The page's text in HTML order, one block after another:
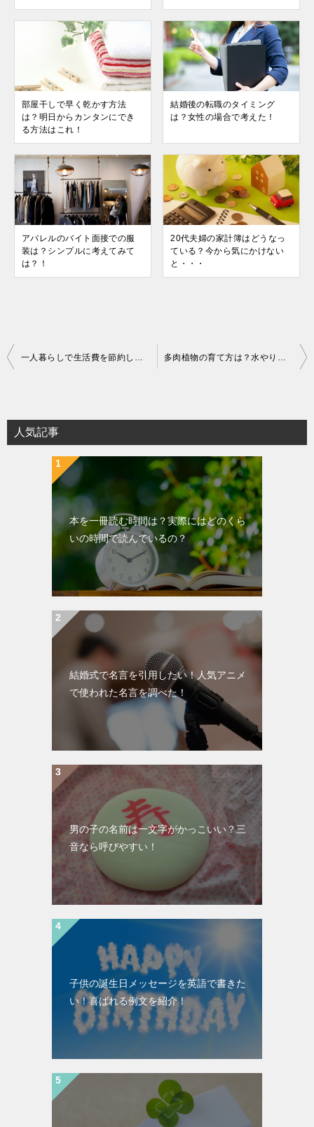
部屋干しで早く乾かす方法
は？明日からカンタンにでき
る方法はこれ！
結婚後の転職のタイミング
は？女性の場合で考えた！
アパレルのバイト面接での服
装は？シンプルに考えてみて
は？！
20代夫婦の家計簿はどうなっ
ている？今から気にかけない
と・・・
投
稿
ゲ
ー
人気記事
本を一冊読む時間は？実際にはどのくら
いの時間で読んでいるの？
結婚式で名言を引用したい！人気アニメ
で使われた名言を調べた！
男の子の名前は一文字がかっこいい？三
音なら呼びやすい！
子供の誕生日メッセージを英語で書きた
い！喜ばれる例文を紹介！